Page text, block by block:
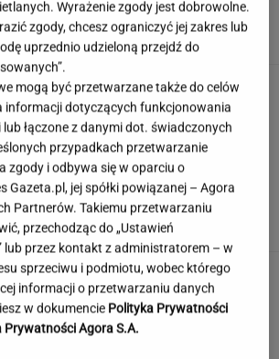
tysiące reakcji
Kuś mistrzynią świata! Historyczny
brawo!
dobrze pamiętasz polskie seriale sprzed
Sprawdź się!
wakacyjny nawyk może mieć
konsekwencje. Też tak robisz?
PROMOCYJNY
Wyrażenie zgody jest dobrowolne.
zgody, chcesz ograniczyć jej zakres lub
uprzednio udzieloną przejdź do
mogą być przetwarzane także do celów
informacji dotyczących funkcjonowania
łączone z danymi dot. świadczonych
przypadkach przetwarzanie
zgody i odbywa się w oparciu o
Gazeta.pl, jej spółki powiązanej – Agora
Partnerów. Takiemu przetwarzaniu
przechodząc do „Ustawień
lub przez kontakt z administratorem – w
sprzeciwu i podmiotu, wobec którego
informacji o przetwarzaniu danych
w dokumencie Polityka Prywatności
Prywatności Agora S.A.